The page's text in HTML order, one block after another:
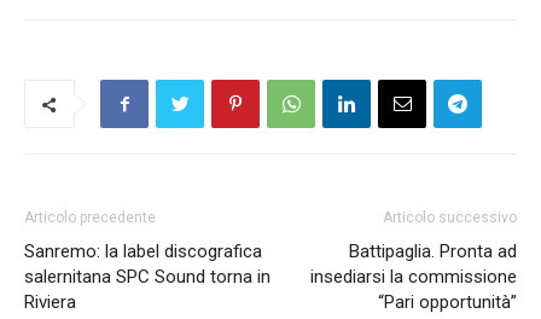
Articolo precedente
Sanremo: la label discografica
salernitana SPC Sound torna in
Riviera
Articolo successivo
Battipaglia. Pronta ad
insediarsi la commissione
“Pari opportunità”